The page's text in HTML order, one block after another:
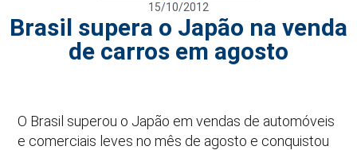
15/10/2012
Brasil supera o Japão na venda
de carros em agosto
O Brasil superou o Japão em vendas de automóveis
e comerciais leves no mês de agosto e conquistou